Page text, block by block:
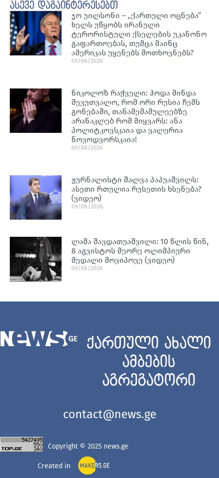
ასევე დაგაინტერესებთ
ჯო უილსონი – „ქართული ოცნება”
ხელს უწყობს ირანული
ტერორისტული ქსელების უკანონო
გაფართოებას, თუმცა მაინც
ამერიკას უყენებს მოთხოვნებს?
09/08/2026
ნიკოლოზ რაჭველი: ჰოდა მინდა
შევუთვალო, რომ ორი რუსია ჩემს
გონებაში, თანამემამულეებზე
არანაკლებ რომ მიყვარს: ანა
პოლიტკოვსკაია და ვალერია
ნოვოდვორსკაია!
09/08/2026
ჟურნალისტი შალვა პაპუაშვილს:
ასეთი რთულია რუსეთის ხსენება?
(ვიდეო)
09/08/2026
ლაშა შავდათუაშვილი: 10 წლის წინ,
8 აგვისტოს მეორე ოლიმპიური
მედალი მოვიპოვე (ვიდეო)
09/08/2026
ქართული ახალი
ამბების
აგრეგატორი
contact@news.ge
Copyright © 2025 news.ge
Created in